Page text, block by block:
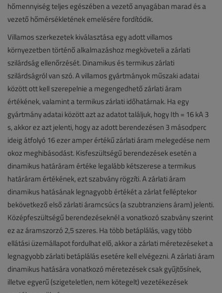
hőmennyiség teljes egészében a vezető anyagában marad és a
vezető hőmérsékletének emelésére fordítódik.
Villamos szerkezetek kiválasztása egy adott villamos
környezetben történő alkalmazáshoz megköveteli a zárlati
szilárdság ellenőrzését. Dinamikus és termikus zárlati
szilárdságról van szó. A villamos gyártmányok műszaki adatai
között ott kell szerepelnie a megengedhető zárlati áram
értékének, valamint a termikus zárlati időhatárnak. Ha egy
gyártmány adatai között azt az adatot találjuk, hogy Ith = 16 kA 3
s, akkor ez azt jelenti, hogy az adott berendezésen 3 másodperc
ideig átfolyó 16 ezer amper értékű zárlati áram melegedése nem
okoz meghibásodást. Kisfeszültségű berendezések esetén a
dinamikus határáram értéke legalább kétszerese a termikus
határáram értékének, ezt szabvány rögzíti. A zárlati áram
dinamikus hatásának legnagyobb értékét a zárlat felléptekor
bekövetkező első zárlati áramcsúcs (a szubtranziens áram) jelenti.
Középfeszültségű berendezéseknél a vonatkozó szabvány szerint
ez az áramszorzó 2,5 szeres. Ha több betáplálás, vagy több
ellátási üzemállapot fordulhat elő, akkor a zárlati méretezéseket a
legnagyobb zárlati betáplálás esetére kell elvégezni. A zárlati áram
dinamikus hatására vonatkozó méretezések csak gyűjtősínek,
illetve egyerű (szigeteletlen, nem kötegelt) vezetékezések